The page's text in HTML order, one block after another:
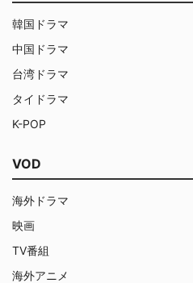
韓国ドラマ
中国ドラマ
台湾ドラマ
タイドラマ
K-POP
VOD
海外ドラマ
映画
TV番組
海外アニメ